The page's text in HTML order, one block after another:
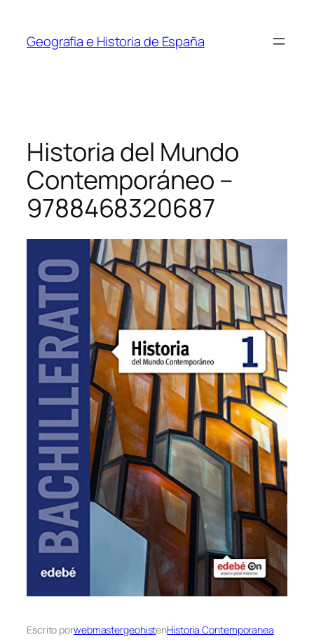
contenido
Geografia e Historia de España
Historia del Mundo
Contemporáneo –
9788468320687
Escrito porwebmastergeohistenHistoria Contemporanea